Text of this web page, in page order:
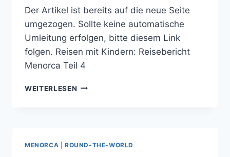
Der Artikel ist bereits auf die neue Seite
umgezogen. Sollte keine automatische
Umleitung erfolgen, bitte diesem Link
folgen. Reisen mit Kindern: Reisebericht
Menorca Teil 4
WEITERLESEN REISEN
MENORCA ROUND-THE-WORLD